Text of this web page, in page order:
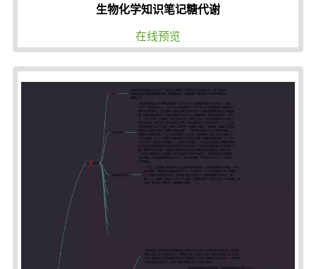
生物化学知识笔记糖代谢
在线预览